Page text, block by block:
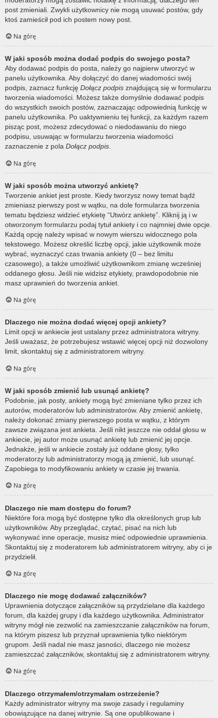
post zmieniali. Zwykli użytkownicy nie mogą usuwać postów, gdy
ktoś zamieścił pod ich postem nowy post.
Na górę
W jaki sposób można dodać podpis do swojego posta?
Aby dodawać podpis do posta, należy go najpierw utworzyć w
panelu użytkownika. Aby dołączyć do danej wiadomości swój
podpis, zaznacz funkcję Dołącz podpis znajdującą się w formularzu
tworzenia wiadomości. Możesz także domyślnie dodawać podpis
do wszystkich swoich postów, zaznaczając odpowiednią funkcję w
panelu użytkownika. Po uaktywnieniu tej funkcji, za każdym razem
pisząc post, możesz zdecydować o niedodawaniu do niego
podpisu, usuwając w formularzu tworzenia wiadomości
zaznaczenie z pola Dołącz podpis.
Na górę
W jaki sposób można utworzyć ankietę?
Tworzenie ankiet jest proste. Kiedy tworzysz nowy temat bądź
zmieniasz pierwszy post w wątku, na dole formularza tworzenia
tematu będziesz widzieć etykietę “Utwórz ankietę”. Kliknij ją i w
otworzonym formularzu podaj tytuł ankiety i co najmniej dwie opcje.
Każdą opcję należy wpisać w nowym wierszu widocznego pola
tekstowego. Możesz określić liczbę opcji, jakie użytkownik może
wybrać, wyznaczyć czas trwania ankiety (0 – bez limitu
czasowego), a także umożliwić użytkownikom zmianę wcześniej
oddanego głosu. Jeśli nie widzisz etykiety, prawdopodobnie nie
masz uprawnień do tworzenia ankiet.
Na górę
Dlaczego nie można dodać więcej opcji ankiety?
Limit opcji w ankiecie jest ustalany przez administratora witryny.
Jeśli uważasz, że potrzebujesz wstawić więcej opcji niż dozwolony
limit, skontaktuj się z administratorem witryny.
Na górę
W jaki sposób zmienić lub usunąć ankietę?
Podobnie, jak posty, ankiety mogą być zmieniane tylko przez ich
autorów, moderatorów lub administratorów. Aby zmienić ankietę,
należy dokonać zmiany pierwszego posta w wątku, z którym
zawsze związana jest ankieta. Jeśli nikt jeszcze nie oddał głosu w
ankiecie, jej autor może usunąć ankietę lub zmienić jej opcje.
Jednakże, jeśli w ankiecie zostały już oddane głosy, tylko
moderatorzy lub administratorzy mogą ją zmienić, lub usunąć.
Zapobiega to modyfikowaniu ankiety w czasie jej trwania.
Na górę
Dlaczego nie mam dostępu do forum?
Niektóre fora mogą być dostępne tylko dla określonych grup lub
użytkowników. Aby przeglądać, czytać, pisać na nich lub
wykonywać inne operacje, musisz mieć odpowiednie uprawnienia.
Skontaktuj się z moderatorem lub administratorem witryny, aby ci je
przydzielił.
Na górę
Dlaczego nie mogę dodawać załączników?
Uprawnienia dotyczące załączników są przydzielane dla każdego
forum, dla każdej grupy i dla każdego użytkownika. Administrator
witryny mógł nie zezwolić na zamieszczanie załączników na forum,
na którym piszesz lub przyznał uprawnienia tylko niektórym
grupom. Jeśli nadal nie masz jasności, dlaczego nie możesz
zamieszczać załączników, skontaktuj się z administratorem witryny.
Na górę
Dlaczego otrzymałem/otrzymałam ostrzeżenie?
Każdy administrator witryny ma swoje zasady i regulaminy
obowiązujące na danej witrynie. Są one opublikowane i